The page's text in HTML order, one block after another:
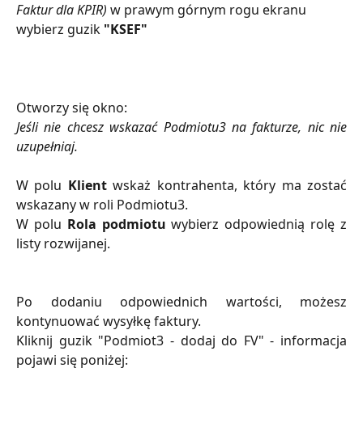
Faktur dla KPIR) w prawym górnym rogu ekranu
wybierz guzik "KSEF"
Otworzy się okno:
​Jeśli nie chcesz wskazać Podmiotu3 na fakturze, nic nie
uzupełniaj.
W polu Klientwskaż kontrahenta, który ma zostać
wskazany w roli Podmiotu3.
W polu Rola podmiotu wybierz odpowiednią rolę z
listy rozwijanej.
Po dodaniu odpowiednich wartości, możesz
kontynuować wysyłkę faktury.
​Kliknij guzik "Podmiot3 - dodaj do FV" - informacja
pojawi się poniżej: